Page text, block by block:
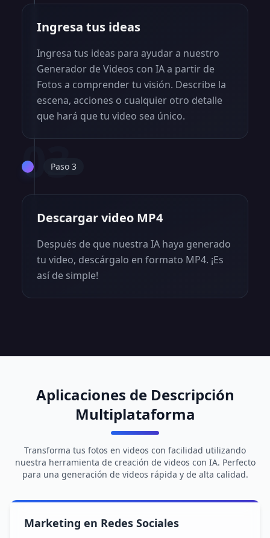
Ingresa tus ideas
Ingresa tus ideas para ayudar a nuestro
Generador de Videos con IA a partir de
Fotos a comprender tu visión. Describe la
escena, acciones o cualquier otro detalle
que hará que tu video sea único.
03
Paso 3
Descargar video MP4
Después de que nuestra IA haya generado
tu video, descárgalo en formato MP4. ¡Es
así de simple!
Aplicaciones de Descripción
Multiplataforma
Transforma tus fotos en videos con facilidad utilizando
nuestra herramienta de creación de videos con IA. Perfecto
para una generación de videos rápida y de alta calidad.
Marketing en Redes Sociales